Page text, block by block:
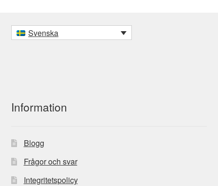
Svenska
Information
Blogg
Frågor och svar
Integritetspolicy